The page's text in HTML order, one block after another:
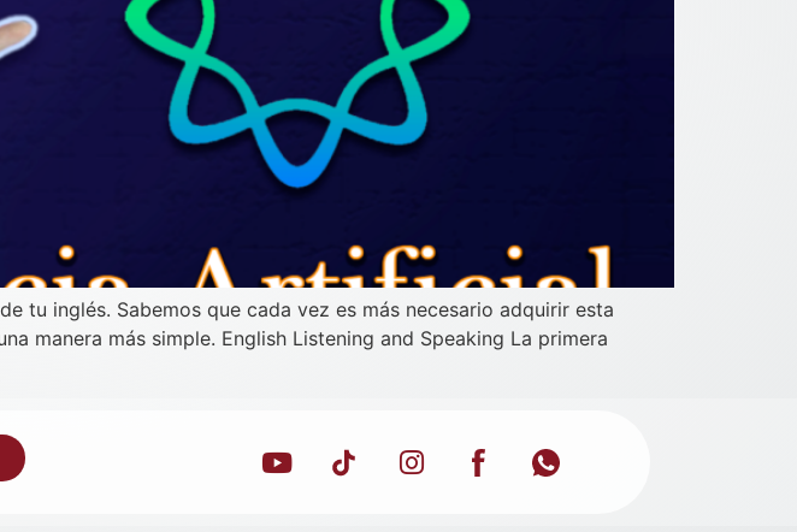
tu inglés. Sabemos que cada vez es más necesario adquirir esta
manera más simple. English Listening and Speaking La primera